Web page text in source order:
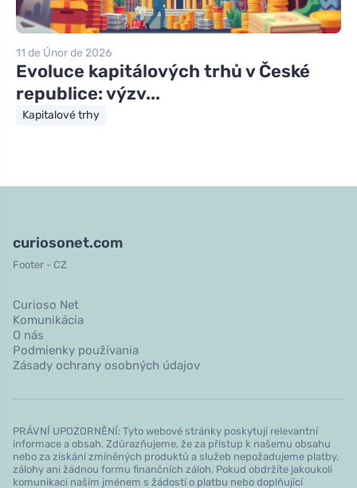
11 de Únor de 2026
Evoluce kapitálových trhů v České
republice: výzv...
Kapitalové trhy
curiosonet.com
Footer - CZ
Curioso Net
Komunikácia
O nás
Podmienky používania
Zásady ochrany osobných údajov
PRÁVNÍ UPOZORNĚNÍ: Tyto webové stránky poskytují relevantní
informace a obsah. Zdůrazňujeme, že za přístup k našemu obsahu
nebo za získání zmíněných produktů a služeb nepožadujeme platby,
zálohy ani žádnou formu finančních záloh. Pokud obdržíte jakoukoli
komunikaci naším jménem s žádostí o platbu nebo doplňující